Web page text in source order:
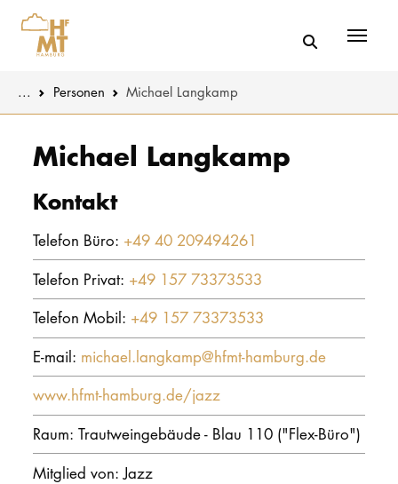
... Personen Michael Langkamp
Michael Langkamp
Kontakt
Telefon Büro: +49 40 209494261
Telefon Privat: +49 157 73373533
Telefon Mobil: +49 157 73373533
E-mail: michael.langkamp@hfmt-hamburg.de
www.hfmt-hamburg.de/jazz
Raum: Trautweingebäude - Blau 110 ("Flex-Büro")
Mitglied von: Jazz